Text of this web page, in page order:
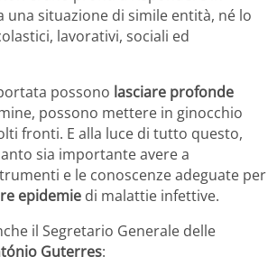
una situazione di simile entità, né lo
lavorativi, sociali ed
possono lasciare profonde
possono mettere in ginocchio
fronti. E alla luce di tutto questo,
sia importante avere a
e le conoscenze adeguate per
epidemie di malattie infettive.
il Segretario Generale delle
Guterres: